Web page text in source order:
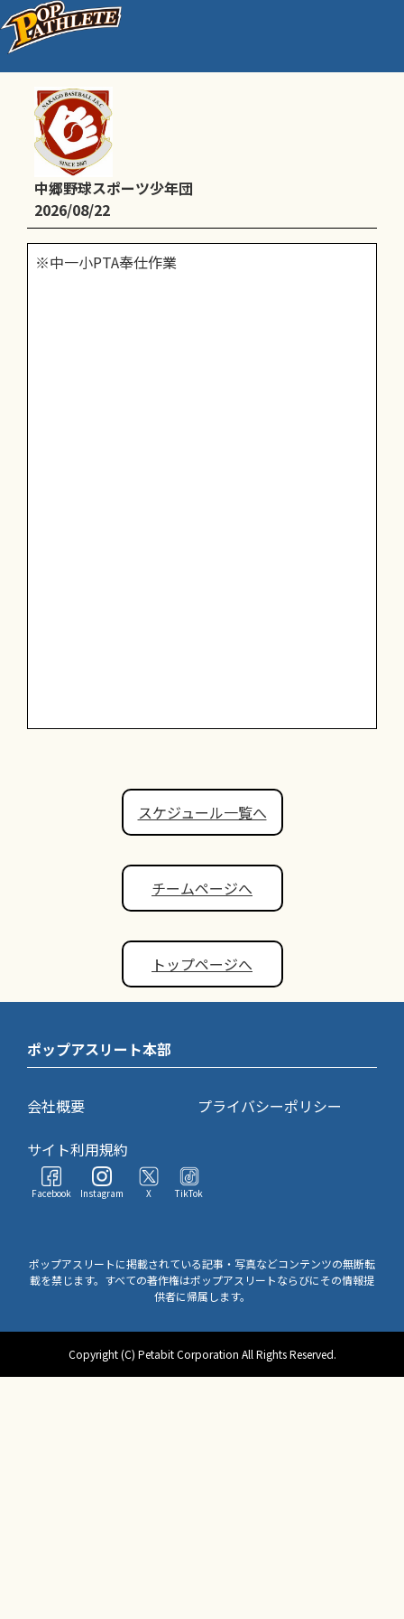
PTA奉仕作業
中郷野球スポーツ少年団
2026/08/22
※中一小PTA奉仕作業
スケジュール一覧へ
チームページへ
トップページへ
ポップアスリート本部
会社概要
プライバシーポリシー
サイト利用規約
Facebook Instagram X TikTok
ポップアスリートに掲載されている記事・写真などコンテンツの無断転
載を禁じます。すべての著作権はポップアスリートならびにその情報提
供者に帰属します。
Copyright (C) Petabit Corporation All Rights Reserved.